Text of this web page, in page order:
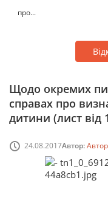
про...
Щодо окремих
справах про
дитини (лист від
24.08.2017Автор: